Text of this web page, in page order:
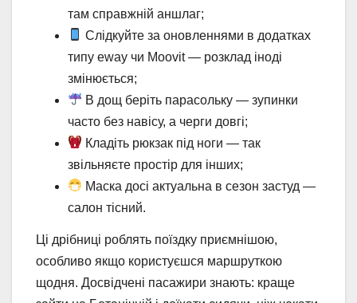
там справжній аншлаг;
Слідкуйте за оновленнями в додатках
типу eway чи Moovit — розклад іноді
змінюється;
В дощ беріть парасольку — зупинки
часто без навісу, а черги довгі;
Кладіть рюкзак під ноги — так
звільняєте простір для інших;
Маска досі актуальна в сезон застуд —
салон тісний.
Ці дрібниці роблять поїздку приємнішою,
особливо якщо користуєшся маршруткою
щодня. Досвідчені пасажири знають: краще